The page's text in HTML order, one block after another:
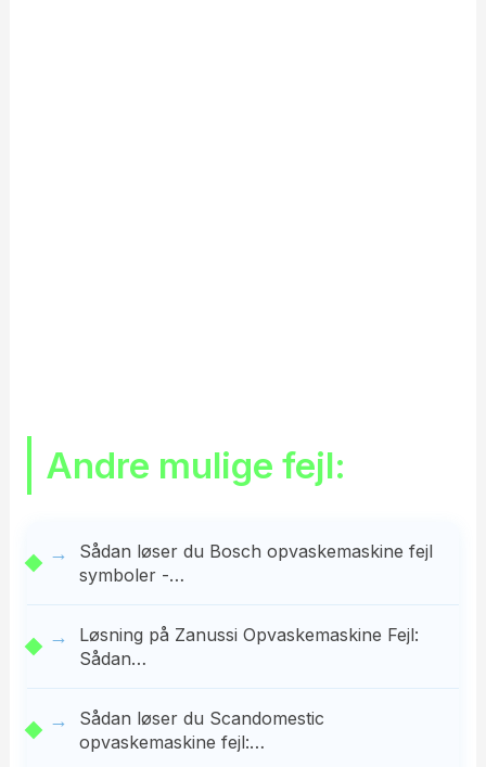
Andre mulige fejl:
Sådan løser du Bosch opvaskemaskine fejl
symboler -…
Løsning på Zanussi Opvaskemaskine Fejl:
Sådan…
Sådan løser du Scandomestic
opvaskemaskine fejl:…